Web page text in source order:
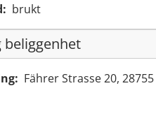
brukt
beliggenhet
Fährer Strasse 20,